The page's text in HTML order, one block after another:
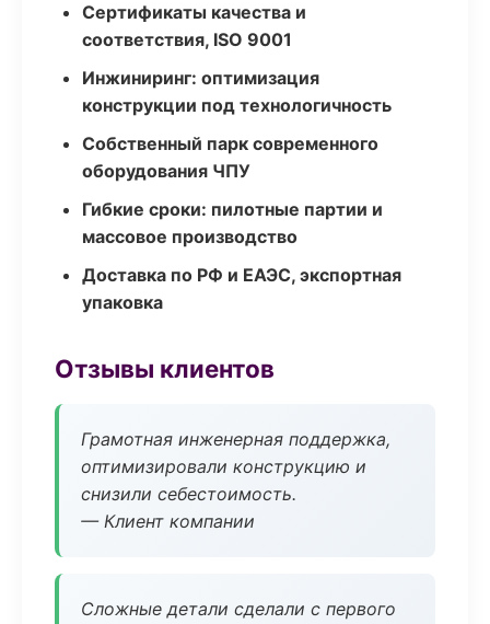
Сертификаты качества и
соответствия, ISO 9001
Инжиниринг: оптимизация
конструкции под технологичность
Собственный парк современного
оборудования ЧПУ
Гибкие сроки: пилотные партии и
массовое производство
Доставка по РФ и ЕАЭС, экспортная
упаковка
Отзывы клиентов
Грамотная инженерная поддержка,
оптимизировали конструкцию и
снизили себестоимость.
— Клиент компании
Сложные детали сделали с первого